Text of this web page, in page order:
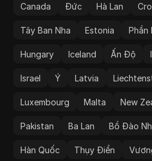
Canada Đức Hà Lan
Tây Ban Nha Estonia Phần
Hungary Iceland Ấn Độ
Israel Ý Latvia
Luxembourg Malta New
Pakistan Ba Lan Bồ Đào
Hàn Quốc Thụy Điển